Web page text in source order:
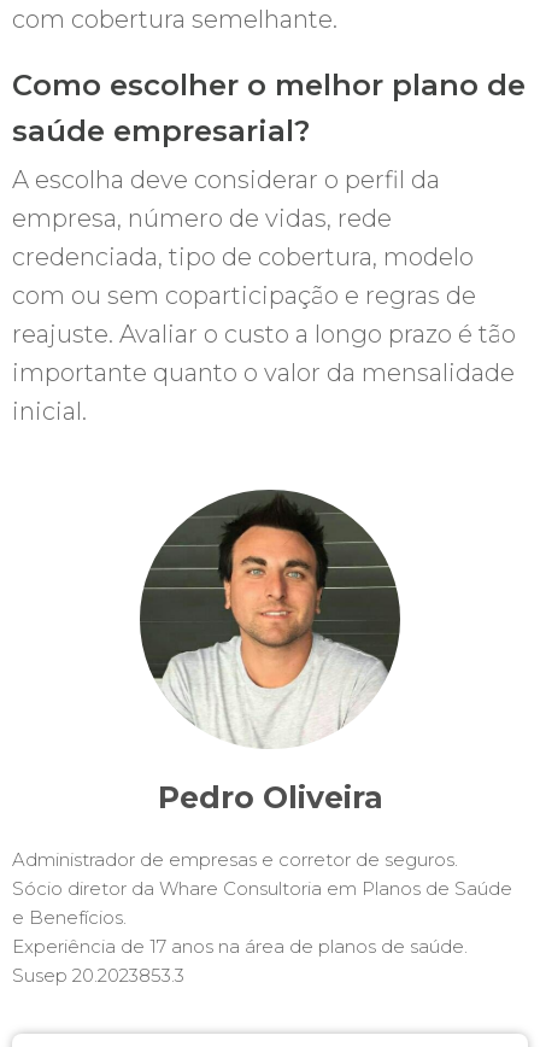
com cobertura semelhante.
Como escolher o melhor plano de
saúde empresarial?
A escolha deve considerar o perfil da
empresa, número de vidas, rede
credenciada, tipo de cobertura, modelo
com ou sem coparticipação e regras de
reajuste. Avaliar o custo a longo prazo é tão
importante quanto o valor da mensalidade
inicial.
Pedro Oliveira
Administrador de empresas e corretor de seguros.
Sócio diretor da Whare Consultoria em Planos de Saúde
e Benefícios.
Experiência de 17 anos na área de planos de saúde.
Susep 20.2023853.3